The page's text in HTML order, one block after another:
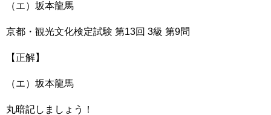
（エ）坂本龍馬
京都・観光文化検定試験 第13回 3級 第9問
【正解】
（エ）坂本龍馬
丸暗記しましょう！